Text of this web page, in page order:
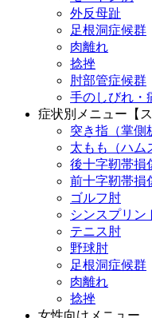
外反母趾
足根洞症候群
肉離れ
捻挫
肘部管症候群
手のしびれ・
症状別メニュー【
突き指（掌側
太もも（ハム
後十字靭帯損
前十字靭帯損
ゴルフ肘
シンスプリン
テニス肘
野球肘
足根洞症候群
肉離れ
捻挫
女性向けメニュー